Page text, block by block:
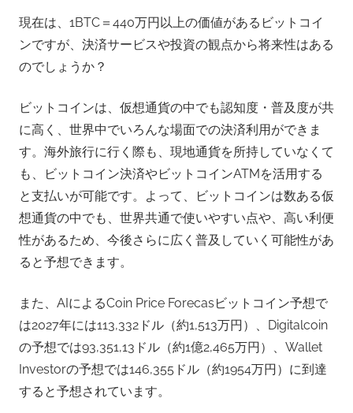
現在は、1BTC＝440万円以上の価値があるビットコイ
ンですが、決済サービスや投資の観点から将来性はある
のでしょうか？
ビットコインは、仮想通貨の中でも認知度・普及度が共
に高く、世界中でいろんな場面での決済利用ができま
す。海外旅行に行く際も、現地通貨を所持していなくて
も、ビットコイン決済やビットコインATMを活用する
と支払いが可能です。よって、ビットコインは数ある仮
想通貨の中でも、世界共通で使いやすい点や、高い利便
性があるため、今後さらに広く普及していく可能性があ
ると予想できます。
また、AIによるCoin Price Forecasビットコイン予想で
は2027年には113,332ドル（約1,513万円）、Digitalcoin
の予想では93,351,13ドル（約1億2,465万円）、Wallet
Investorの予想では146,355ドル（約1954万円）に到達
すると予想されています。